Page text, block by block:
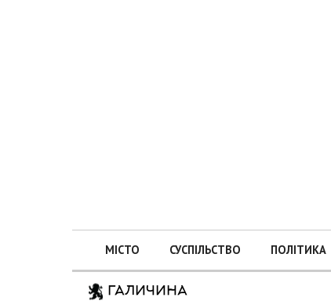
МІСТО СУСПІЛЬСТВО ПОЛІТИКА
ГАЛИЧИНА